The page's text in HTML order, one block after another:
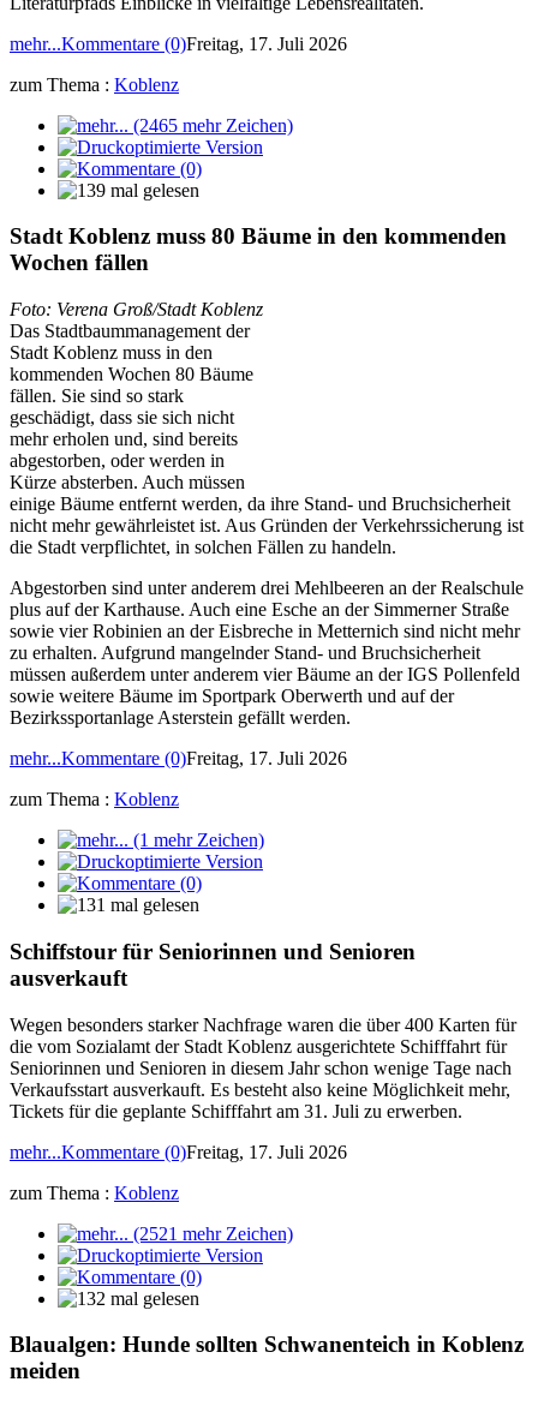
mehr...Kommentare (0)Freitag, 17. Juli 2026
zum Thema : Koblenz
Stadt Koblenz muss 80 Bäume in den kommenden
Wochen fällen
Foto: Verena Groß/Stadt Koblenz
Das Stadtbaummanagement der
Stadt Koblenz muss in den
kommenden Wochen 80 Bäume
fällen. Sie sind so stark
geschädigt, dass sie sich nicht
mehr erholen und, sind bereits
abgestorben, oder werden in
Kürze absterben. Auch müssen
einige Bäume entfernt werden, da ihre Stand- und Bruchsicherheit
nicht mehr gewährleistet ist. Aus Gründen der Verkehrssicherung ist
die Stadt verpflichtet, in solchen Fällen zu handeln.
Abgestorben sind unter anderem drei Mehlbeeren an der Realschule
plus auf der Karthause. Auch eine Esche an der Simmerner Straße
sowie vier Robinien an der Eisbreche in Metternich sind nicht mehr
zu erhalten. Aufgrund mangelnder Stand- und Bruchsicherheit
müssen außerdem unter anderem vier Bäume an der IGS Pollenfeld
sowie weitere Bäume im Sportpark Oberwerth und auf der
Bezirkssportanlage Asterstein gefällt werden.
mehr...Kommentare (0)Freitag, 17. Juli 2026
zum Thema : Koblenz
Schiffstour für Seniorinnen und Senioren
ausverkauft
Wegen besonders starker Nachfrage waren die über 400 Karten für
die vom Sozialamt der Stadt Koblenz ausgerichtete Schifffahrt für
Seniorinnen und Senioren in diesem Jahr schon wenige Tage nach
Verkaufsstart ausverkauft. Es besteht also keine Möglichkeit mehr,
Tickets für die geplante Schifffahrt am 31. Juli zu erwerben.
mehr...Kommentare (0)Freitag, 17. Juli 2026
zum Thema : Koblenz
Blaualgen: Hunde sollten Schwanenteich in Koblenz
meiden